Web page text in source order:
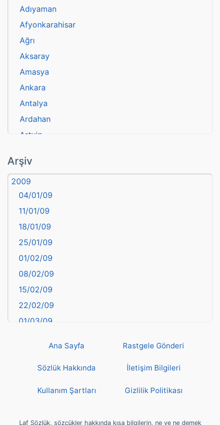
Adıyaman
Afyonkarahisar
Ağrı
Aksaray
Amasya
Ankara
Antalya
Ardahan
Artvin
Aydın
Balıkesir
Bartın
başkentler
Batman
Bayburt
Bilecik
Bingöl
Bitlis
Bolu
Burdur
Çankırı
Çorum
deyim
Arşiv
2009
04/01/09
11/01/09
18/01/09
25/01/09
01/02/09
08/02/09
15/02/09
22/02/09
01/03/09
22/03/09
Ana Sayfa Rastgele Gönderi
Sözlük Hakkında İletişim Bilgileri
Kullanım Şartları Gizlilik Politikası
Laf Sözlük, sözcükler hakkında kısa bilgilerin, ne ve ne demek